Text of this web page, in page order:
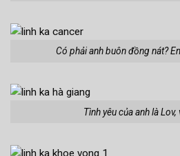
Có phải anh buôn đồng nát?
Tình yêu của anh là Lov,